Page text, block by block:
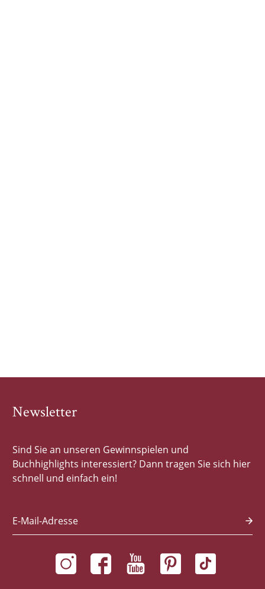
Newsletter
Sind Sie an unseren Gewinnspielen und
Buchhighlights interessiert? Dann tragen Sie sich hier
schnell und einfach ein!
E-Mail-Adresse